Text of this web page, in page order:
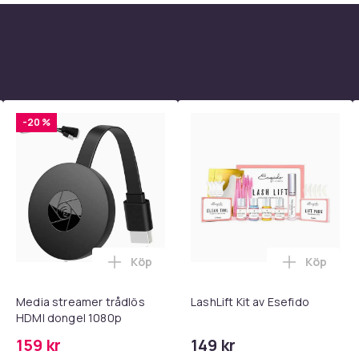
Adapter + Kabel 25W lightning - USB-C 2m i varukorgen
17 / 16 / 15 Snabbladdare med 2M USB-C till USB-C
-20 %
Media streamer trådlös
HDMI dongel 1080p
159 kr
Lägg till Media streamer trådlös HDMI
Köp
LashLift Kit av Esefido
149 kr
Lägg till
Köp